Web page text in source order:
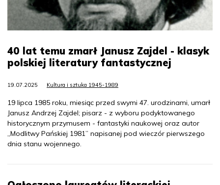
40 lat temu zmarł Janusz Zajdel - klasyk
polskiej literatury fantastycznej
19.07.2025 Kultura i sztuka 1945-1989
19 lipca 1985 roku, miesiąc przed swymi 47. urodzinami, umarł
Janusz Andrzej Zajdel; pisarz - z wyboru podyktowanego
historycznym przymusem - fantastyki naukowej oraz autor
„Modlitwy Pańskiej 1981” napisanej pod wieczór pierwszego
dnia stanu wojennego.